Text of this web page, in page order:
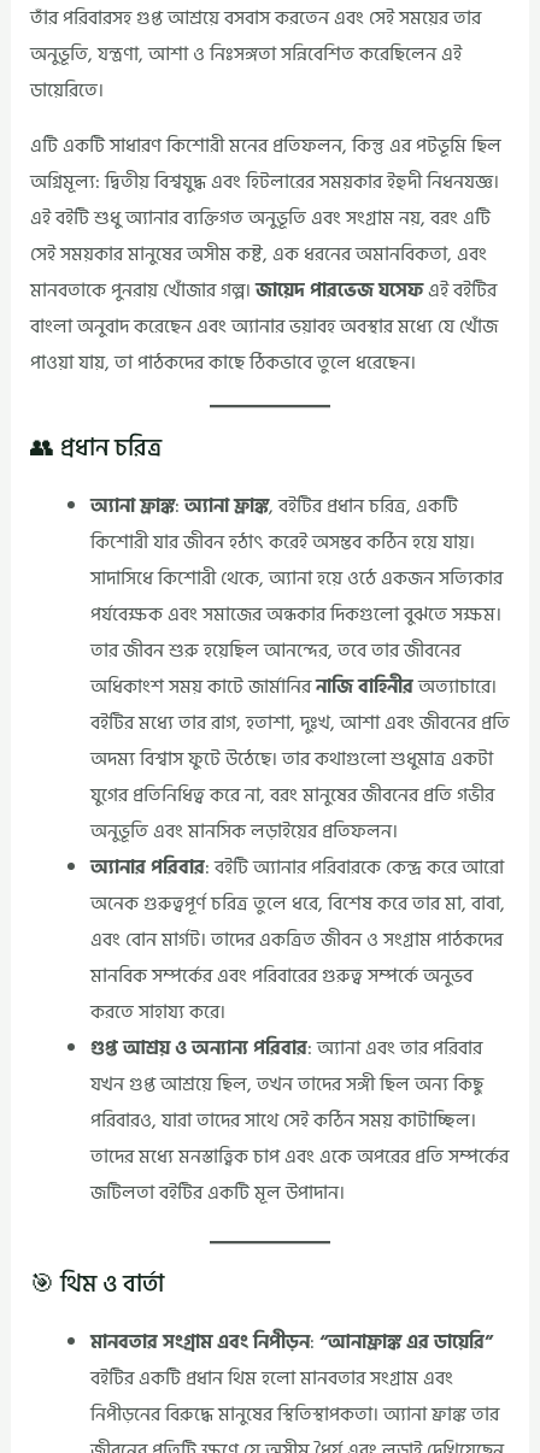
তাঁর পরিবারসহ গুপ্ত আশ্রয়ে বসবাস করতেন এবং সেই সময়ের তার
অনুভূতি, যন্ত্রণা, আশা ও নিঃসঙ্গতা সন্নিবেশিত করেছিলেন এই
ডায়েরিতে।
এটি একটি সাধারণ কিশোরী মনের প্রতিফলন, কিন্তু এর পটভূমি ছিল
অগ্নিমূল্য: দ্বিতীয় বিশ্বযুদ্ধ এবং হিটলারের সময়কার ইহুদী নিধনযজ্ঞ।
এই বইটি শুধু অ্যানার ব্যক্তিগত অনুভূতি এবং সংগ্রাম নয়, বরং এটি
সেই সময়কার মানুষের অসীম কষ্ট, এক ধরনের অমানবিকতা, এবং
মানবতাকে পুনরায় খোঁজার গল্প।জায়েদ পারভেজ যসেফএই বইটির
বাংলা অনুবাদ করেছেন এবং অ্যানার ভয়াবহ অবস্থার মধ্যে যে খোঁজ
পাওয়া যায়, তা পাঠকদের কাছে ঠিকভাবে তুলে ধরেছেন।
👥 প্রধান চরিত্র
অ্যানা ফ্রাঙ্ক:অ্যানা ফ্রাঙ্ক, বইটির প্রধান চরিত্র, একটি
কিশোরী যার জীবন হঠাৎ করেই অসম্ভব কঠিন হয়ে যায়।
সাদাসিধে কিশোরী থেকে, অ্যানা হয়ে ওঠে একজন সত্যিকার
পর্যবেক্ষক এবং সমাজের অন্ধকার দিকগুলো বুঝতে সক্ষম।
তার জীবন শুরু হয়েছিল আনন্দের, তবে তার জীবনের
অধিকাংশ সময় কাটে জার্মানিরনাজি বাহিনীরঅত্যাচারে।
বইটির মধ্যে তার রাগ, হতাশা, দুঃখ, আশা এবং জীবনের প্রতি
অদম্য বিশ্বাস ফুটে উঠেছে। তার কথাগুলো শুধুমাত্র একটা
যুগের প্রতিনিধিত্ব করে না, বরং মানুষের জীবনের প্রতি গভীর
অনুভূতি এবং মানসিক লড়াইয়ের প্রতিফলন।
অ্যানার পরিবার: বইটি অ্যানার পরিবারকে কেন্দ্র করে আরো
অনেক গুরুত্বপূর্ণ চরিত্র তুলে ধরে, বিশেষ করে তার মা, বাবা,
এবং বোন মার্গট। তাদের একত্রিত জীবন ও সংগ্রাম পাঠকদের
মানবিক সম্পর্কের এবং পরিবারের গুরুত্ব সম্পর্কে অনুভব
করতে সাহায্য করে।
গুপ্ত আশ্রয় ও অন্যান্য পরিবার: অ্যানা এবং তার পরিবার
যখন গুপ্ত আশ্রয়ে ছিল, তখন তাদের সঙ্গী ছিল অন্য কিছু
পরিবারও, যারা তাদের সাথে সেই কঠিন সময় কাটাচ্ছিল।
তাদের মধ্যে মনস্তাত্ত্বিক চাপ এবং একে অপরের প্রতি সম্পর্কের
জটিলতা বইটির একটি মূল উপাদান।
🎯 থিম ও বার্তা
মানবতার সংগ্রাম এবং নিপীড়ন:“আনাফ্রাঙ্ক এর ডায়েরি”
বইটির একটি প্রধান থিম হলো মানবতার সংগ্রাম এবং
নিপীড়নের বিরুদ্ধে মানুষের স্থিতিস্থাপকতা। অ্যানা ফ্রাঙ্ক তার